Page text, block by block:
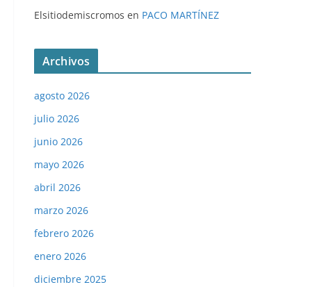
Elsitiodemiscromos en PACO MARTÍNEZ
Archivos
agosto 2026
julio 2026
junio 2026
mayo 2026
abril 2026
marzo 2026
febrero 2026
enero 2026
diciembre 2025